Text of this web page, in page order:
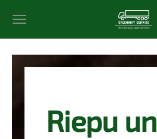
Riepu un